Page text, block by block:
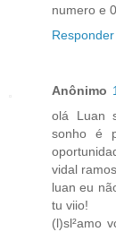
numero e
Responder
Anônimo
olá Luan
sonho é
vidal
luan eu
tu viio!
(l)sl²amo